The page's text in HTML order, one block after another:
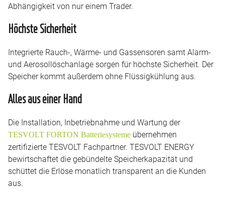
Abhängigkeit von nur einem Trader.
Höchste Sicherheit
Integrierte Rauch-, Wärme- und Gassensoren samt Alarm-
und Aerosollöschanlage sorgen für höchste Sicherheit. Der
Speicher kommt außerdem ohne Flüssigkühlung aus.
Alles aus einer Hand
Die Installation, Inbetriebnahme und Wartung der
TESVOLT FORTON Batteriesysteme übernehmen
zertifizierte TESVOLT Fachpartner. TESVOLT ENERGY
bewirtschaftet die gebündelte Speicherkapazität und
schüttet die Erlöse monatlich transparent an die Kunden
aus.